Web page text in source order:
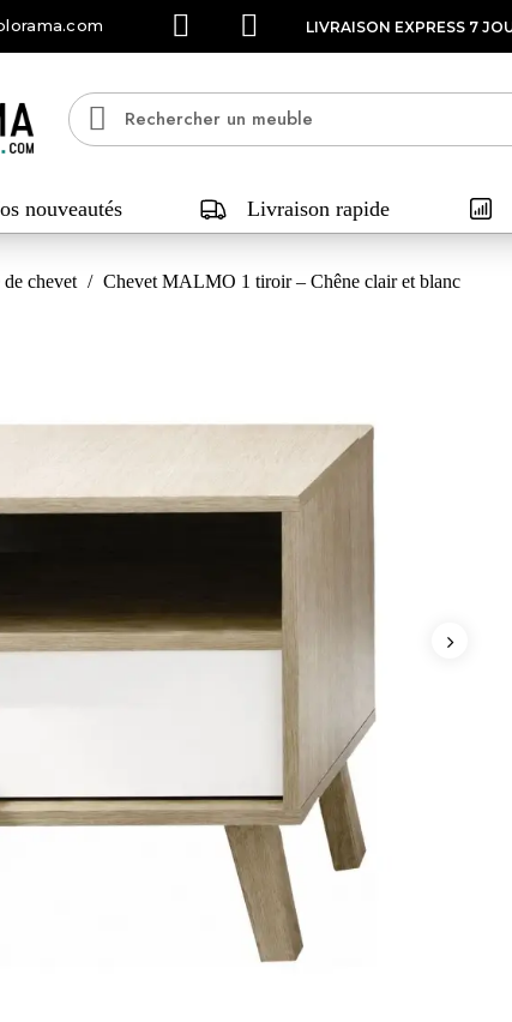
FACILITÉ DE PAIEMENT EN
nouveautés Livraison rapide
de chevet Chevet MALMO 1 tiroir – Chêne clair et blanc